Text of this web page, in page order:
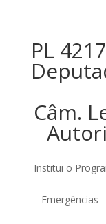
PL
Câm.
Institui o
Emergências